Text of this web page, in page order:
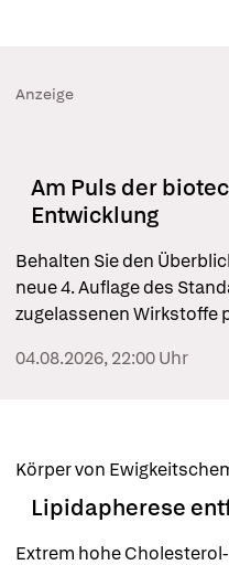
Am Puls der
Entwicklung
Behalten Sie den
neue 4. Auflage des
zugelassenen Wirkstoffe
Anzeige
04.08.2026, 22:00 Uhr
Lipidapherese
Extrem hohe
Körper von